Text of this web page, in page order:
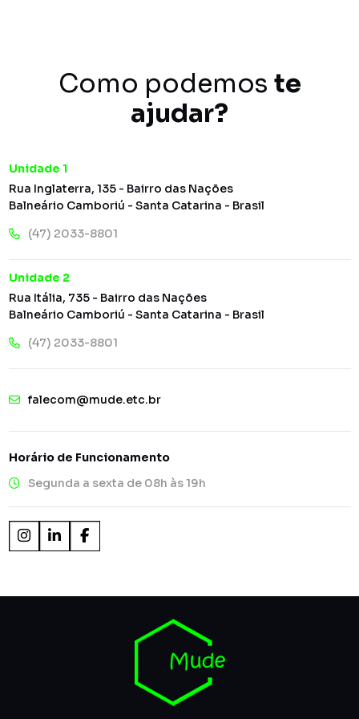
Como podemos te
ajudar?
Unidade 1
Rua Inglaterra, 135 - Bairro das Nações
Balneário Camboriú - Santa Catarina - Brasil
(47) 2033-8801
Unidade 2
Rua Itália, 735 - Bairro das Nações
Balneário Camboriú - Santa Catarina - Brasil
(47) 2033-8801
falecom@mude.etc.br
Horário de Funcionamento
Segunda a sexta de 08h às 19h